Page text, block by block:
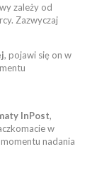
zależy od
Zazwyczaj
, pojawi się on w
InPost,
w
nadania